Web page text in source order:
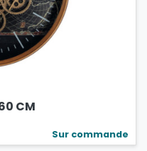
CM
Sur commande